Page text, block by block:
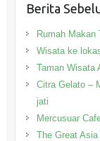
Berita
Rumah Makan
Wisata ke
Taman Wisata
Citra Gelato –
jati
Mercusuar
The Great